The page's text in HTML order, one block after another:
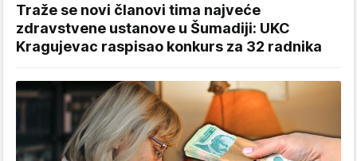
Traže se novi članovi tima najveće
zdravstvene ustanove u Šumadiji: UKC
Kragujevac raspisao konkurs za 32 radnika